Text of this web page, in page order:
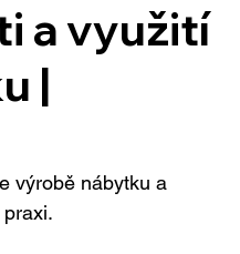
a využití
|
výrobě nábytku a